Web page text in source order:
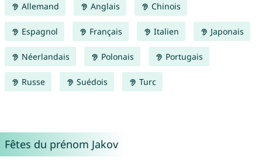
Allemand Anglais Chinois
Espagnol Français Italien Japonais
Néerlandais Polonais Portugais
Russe Suédois Turc
Fêtes du prénom Jakov